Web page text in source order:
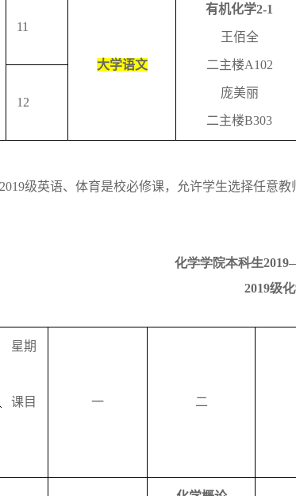
11
大学语文
有机化学2-1
王佰全
二主楼A102
庞美丽
二主楼B303
12
2019级英语、体育是校必修课，允许学生选择任意
化学学院本科生20
2019级
星期
课目 一 二